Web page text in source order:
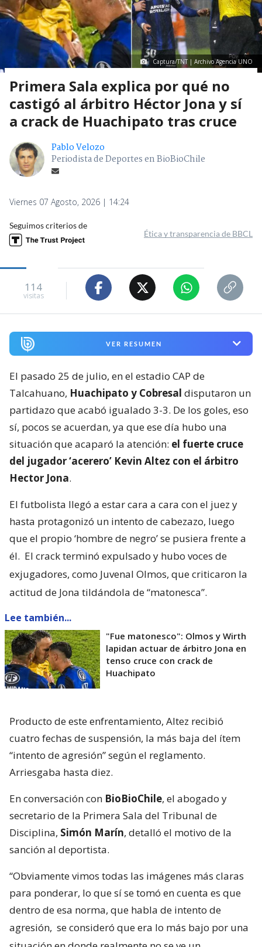
Captura/TNT | Archivo Agencia UNO
Primera Sala explica por qué no
castigó al árbitro Héctor Jona y sí
a crack de Huachipato tras cruce
Pablo Velozo
Periodista de Deportes en BioBioChile
Viernes 07 Agosto, 2026 | 14:24
Seguimos criterios de
Ética y transparencia de BBCL
114
visitas
VER RESUMEN
El pasado 25 de julio, en el estadio CAP de
Talcahuano, Huachipato y Cobresal disputaron un
partidazo que acabó igualado 3-3. De los goles, eso
sí, pocos se acuerdan, ya que ese día hubo una
situación que acaparó la atención: el fuerte cruce
del jugador ‘acerero’ Kevin Altez con el árbitro
Hector Jona.
El futbolista llegó a estar cara a cara con el juez y
hasta protagonizó un intento de cabezazo, luego
que el propio ‘hombre de negro’ se pusiera frente a
él. El crack terminó expulsado y hubo voces de
exjugadores, como Juvenal Olmos, que criticaron la
actitud de Jona tildándola de “matonesca”.
Lee también...
"Fue matonesco": Olmos y Wirth
lapidan actuar de árbitro Jona en
tenso cruce con crack de
Huachipato
Producto de este enfrentamiento, Altez recibió
cuatro fechas de suspensión, la más baja del ítem
“intento de agresión” según el reglamento.
Arriesgaba hasta diez.
En conversación con BioBioChile, el abogado y
secretario de la Primera Sala del Tribunal de
Disciplina, Simón Marín, detalló el motivo de la
sanción al deportista.
“Obviamente vimos todas las imágenes más claras
para ponderar, lo que sí se tomó en cuenta es que
dentro de esa norma, que habla de intento de
agresión, se consideró que era lo más bajo por una